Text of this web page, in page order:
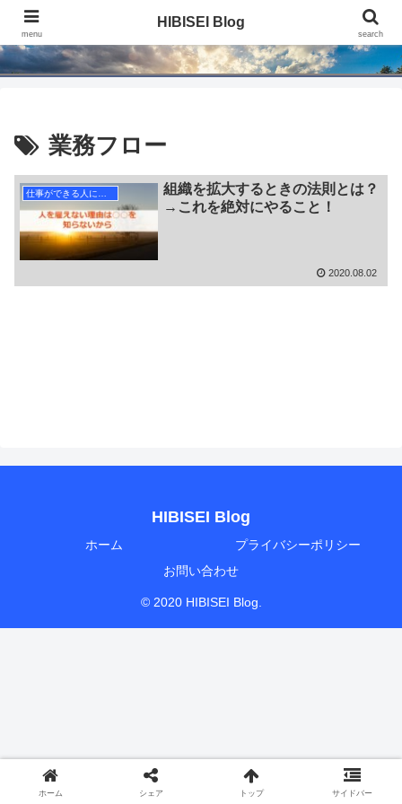
HIBISEI Blog
業務フロー
組織を拡大するときの法則とは？
→これを絶対にやること！
2020.08.02
HIBISEI Blog
ホーム
プライバシーポリシー
お問い合わせ
© 2020 HIBISEI Blog.
menu
HIBISEI Blog
search
ホーム シェア トップ サイドバー